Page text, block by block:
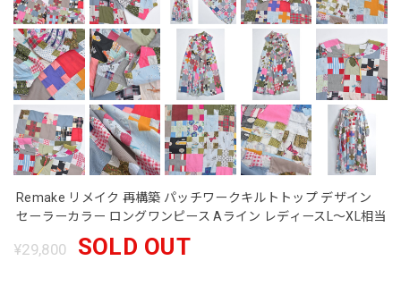
Remake リメイク 再構築 パッチワークキルトトップ デザイン
セーラーカラー ロングワンピース Aライン レディースL〜XL相当
¥29,800 SOLD OUT